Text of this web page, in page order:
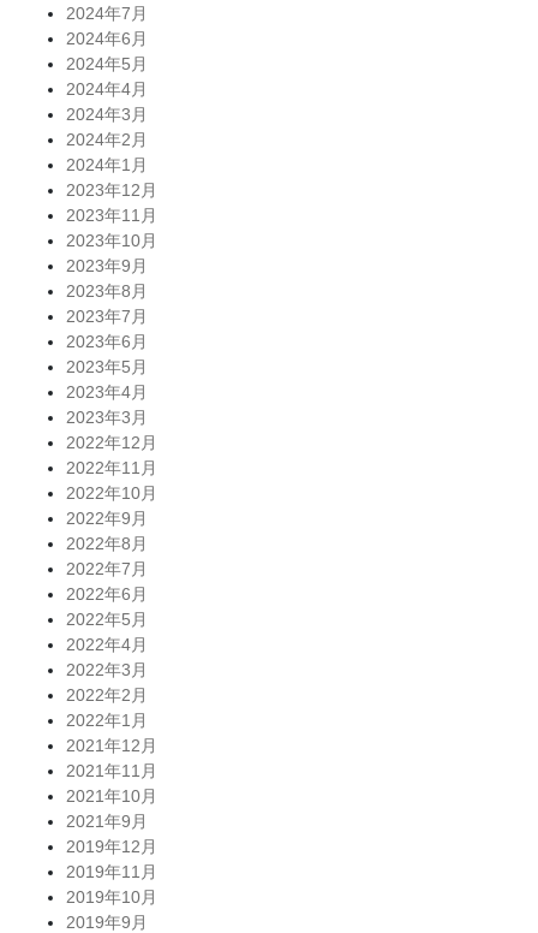
2024年7月
2024年6月
2024年5月
2024年4月
2024年3月
2024年2月
2024年1月
2023年12月
2023年11月
2023年10月
2023年9月
2023年8月
2023年7月
2023年6月
2023年5月
2023年4月
2023年3月
2022年12月
2022年11月
2022年10月
2022年9月
2022年8月
2022年7月
2022年6月
2022年5月
2022年4月
2022年3月
2022年2月
2022年1月
2021年12月
2021年11月
2021年10月
2021年9月
2019年12月
2019年11月
2019年10月
2019年9月